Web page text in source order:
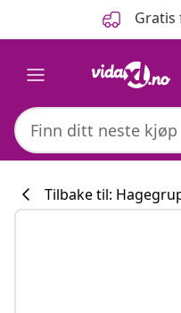
Gratis
Tilbake til: